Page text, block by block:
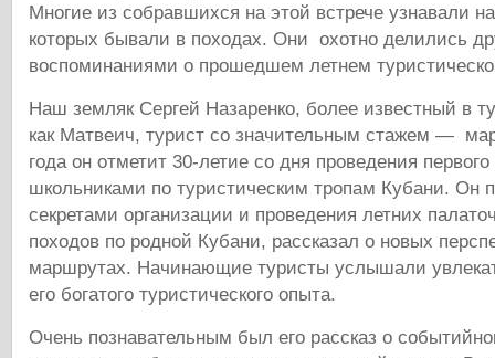
Многие из собравшихся на этой встрече узнавали
которых бывали в походах. Они охотно делились
воспоминаниями о прошедшем летнем
Наш земляк Сергей Назаренко, более известный в
как Матвеич, турист со значительным стажем —
года он отметит 30-летие со дня проведения
школьниками по туристическим тропам Кубани. Он
секретами организации и проведения летних
походов по родной Кубани, рассказал о новых
маршрутах. Начинающие туристы услышали
его богатого туристического опыта.
Очень познавательным был его рассказ о